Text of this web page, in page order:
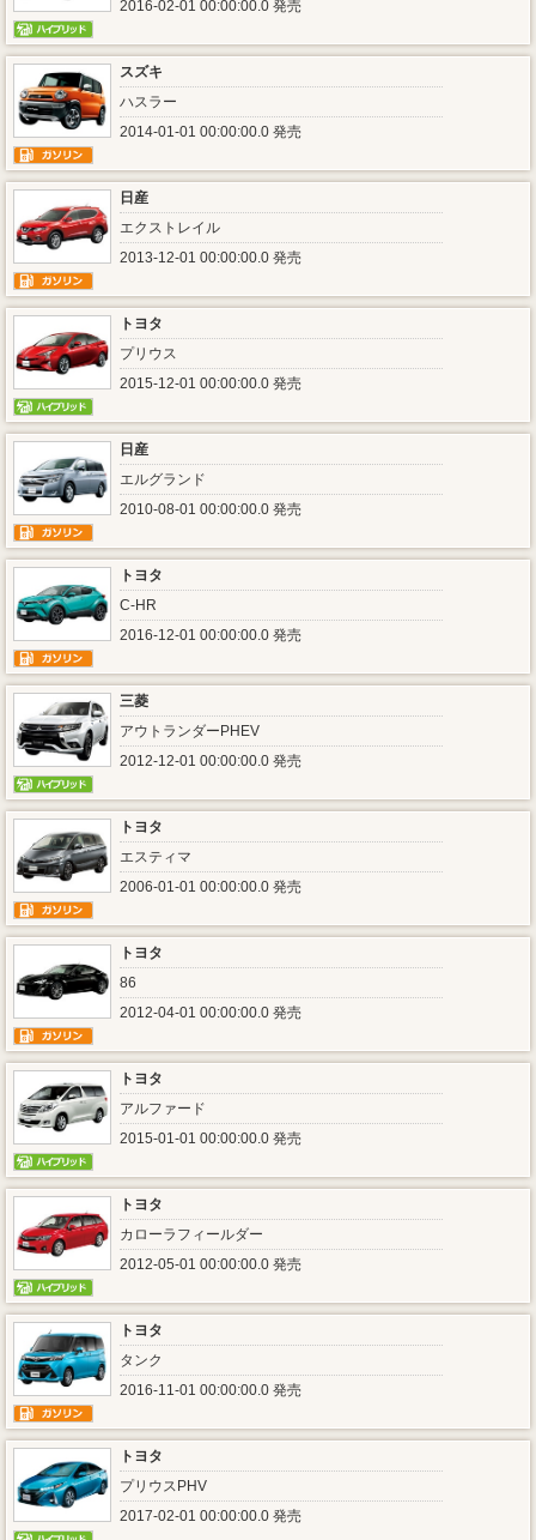
2016-02-01 00:00:00.0 発売
スズキ
ハスラー
2014-01-01 00:00:00.0 発売
日産
エクストレイル
2013-12-01 00:00:00.0 発売
トヨタ
プリウス
2015-12-01 00:00:00.0 発売
日産
エルグランド
2010-08-01 00:00:00.0 発売
トヨタ
C-HR
2016-12-01 00:00:00.0 発売
三菱
アウトランダーPHEV
2012-12-01 00:00:00.0 発売
トヨタ
エスティマ
2006-01-01 00:00:00.0 発売
トヨタ
86
2012-04-01 00:00:00.0 発売
トヨタ
アルファード
2015-01-01 00:00:00.0 発売
トヨタ
カローラフィールダー
2012-05-01 00:00:00.0 発売
トヨタ
タンク
2016-11-01 00:00:00.0 発売
トヨタ
プリウスPHV
2017-02-01 00:00:00.0 発売